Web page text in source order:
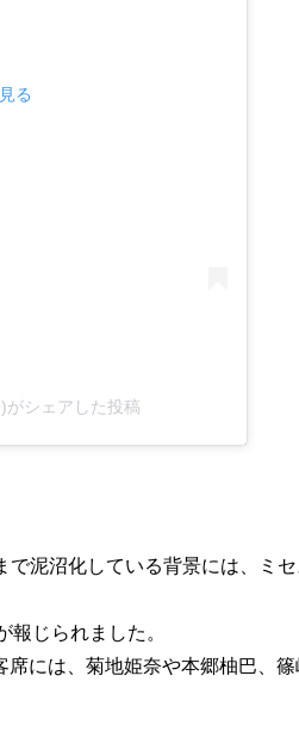
る
シェアした投稿
泥沼化している背景には、ミ
じられました。
には、菊地姫奈や本郷柚巴、